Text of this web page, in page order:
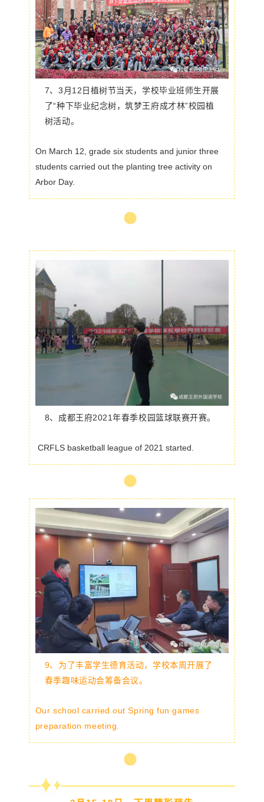
7、3月12日植树节当天，学校毕业班师生开展
了“种下毕业纪念树，筑梦王府成才林”校园植
树活动。
On March 12, grade six students and junior three
students carried out the planting tree activity on
Arbor Day.
8、成都王府2021年春季校园篮球联赛开赛。
CRFLS basketball league of 2021 started.
9、为了丰富学生德育活动，学校本周开展了
春季趣味运动会筹备会议。
Our school carried out Spring fun games
preparation meeting.